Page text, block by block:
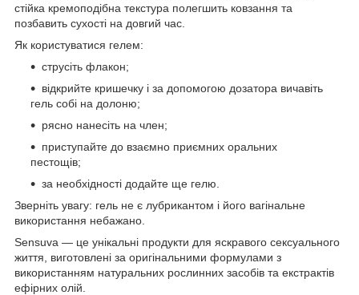
стійка кремоподібна текстура полегшить ковзання та
позбавить сухості на довгий час.
Як користуватися гелем:
струсіть флакон;
відкрийте кришечку і за допомогою дозатора вичавіть
гель собі на долоню;
рясно нанесіть на член;
приступайте до взаємно приємних оральних
пестощів;
за необхідності додайте ще гелю.
Зверніть увагу: гель не є лубрикантом і його вагінальне
використання небажано.
Sensuva — це унікальні продукти для яскравого сексуального
життя, виготовлені за оригінальними формулами з
використанням натуральних рослинних засобів та екстрактів
ефірних олій.